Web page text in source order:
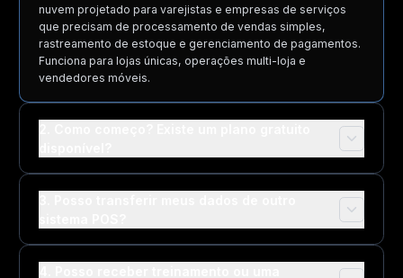
nuvem projetado para varejistas e empresas de serviços
que precisam de processamento de vendas simples,
rastreamento de estoque e gerenciamento de pagamentos.
Funciona para lojas únicas, operações multi-loja e
vendedores móveis.